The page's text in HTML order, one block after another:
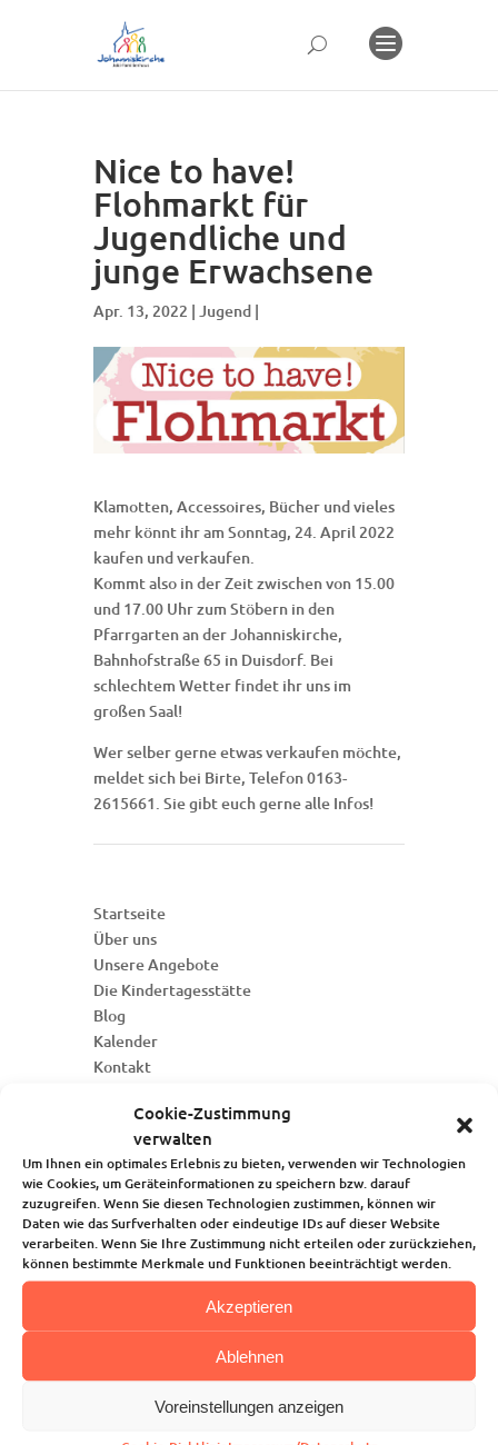
Cookie-Zustimmung
verwalten
Um Ihnen ein optimales Erlebnis zu bieten, verwenden wir Technologien
wie Cookies, um Geräteinformationen zu speichern bzw. darauf
zuzugreifen. Wenn Sie diesen Technologien zustimmen, können wir
Daten wie das Surfverhalten oder eindeutige IDs auf dieser Website
verarbeiten. Wenn Sie Ihre Zustimmung nicht erteilen oder zurückziehen,
können bestimmte Merkmale und Funktionen beeinträchtigt werden.
Akzeptieren
Ablehnen
Voreinstellungen anzeigen
Nice to have!
Flohmarkt für
Jugendliche und
junge Erwachsene
Apr. 13, 2022 | Jugend |
Klamotten, Accessoires, Bücher und vieles
mehr könnt ihr am Sonntag, 24. April 2022
kaufen und verkaufen.
Kommt also in der Zeit zwischen von 15.00
und 17.00 Uhr zum Stöbern in den
Pfarrgarten an der Johanniskirche,
Bahnhofstraße 65 in Duisdorf. Bei
schlechtem Wetter findet ihr uns im
großen Saal!
Wer selber gerne etwas verkaufen möchte,
meldet sich bei Birte, Telefon 0163-
2615661. Sie gibt euch gerne alle Infos!
Startseite
Über uns
Unsere Angebote
Die Kindertagesstätte
Blog
Kalender
Kontakt
Anschrift